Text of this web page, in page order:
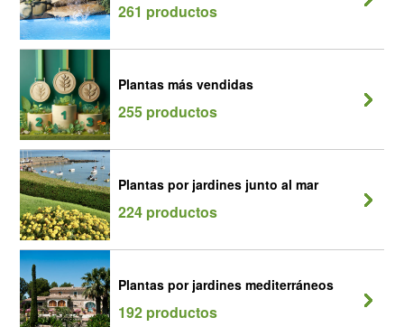
261 productos
Plantas más vendidas
255 productos
Plantas por jardines junto al mar
224 productos
Plantas por jardines mediterráneos
192 productos